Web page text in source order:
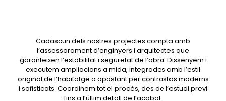
Cadascun dels nostres projectes compta amb
l’assessorament d’enginyers i arquitectes que
garanteixen l’estabilitat i seguretat de l’obra. Dissenyem i
executem ampliacions a mida, integrades amb l’estil
original de l’habitatge o apostant per contrastos moderns
i sofisticats. Coordinem tot el procés, des de l’estudi previ
fins a l’últim detall de l’acabat.